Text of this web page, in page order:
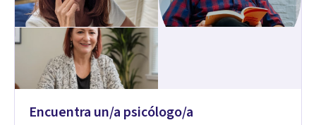
Encuentra un/a psicólogo/a